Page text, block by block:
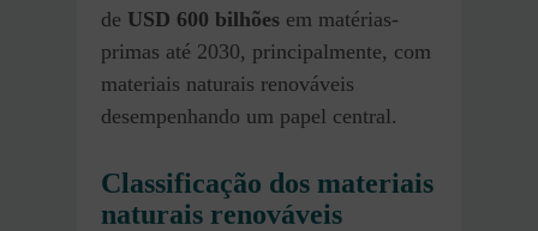
de USD 600 bilhões em matérias-
primas até 2030, principalmente, com
materiais naturais renováveis
desempenhando um papel central.
Classificação dos materiais
naturais renováveis